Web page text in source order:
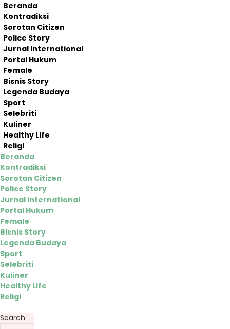
Beranda
Kontradiksi
Sorotan Citizen
Police Story
Jurnal International
Portal Hukum
Female
Bisnis Story
Legenda Budaya
Sport
Selebriti
Kuliner
Healthy Life
Religi
Beranda
Kontradiksi
Sorotan Citizen
Police Story
Jurnal International
Portal Hukum
Female
Bisnis Story
Legenda Budaya
Sport
Selebriti
Kuliner
Healthy Life
Religi
Search